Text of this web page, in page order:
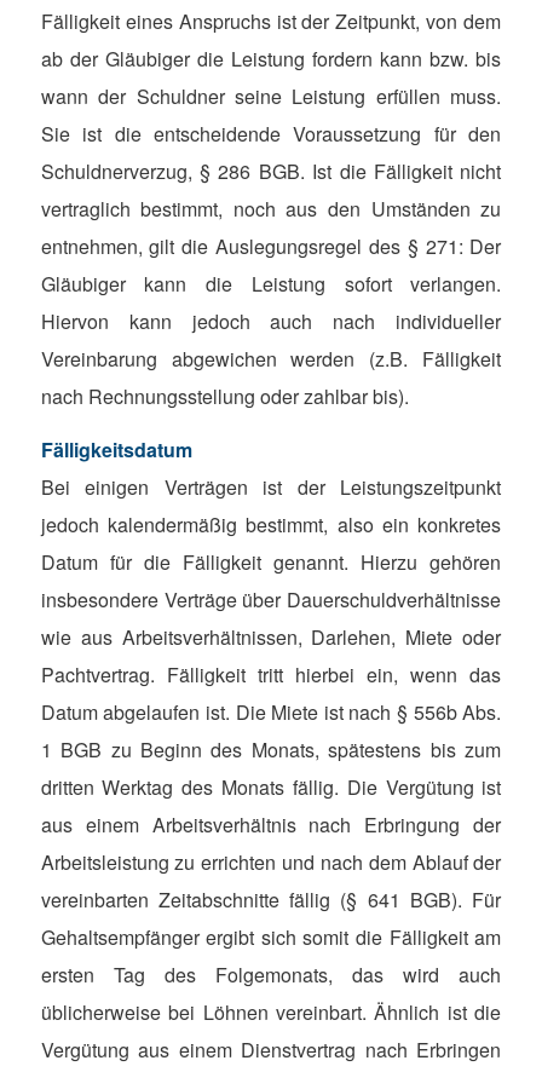
Fälligkeit eines Anspruchs ist der Zeitpunkt, von dem
ab der Gläubiger die Leistung fordern kann bzw. bis
wann der Schuldner seine Leistung erfüllen muss.
Sie ist die entscheidende Voraussetzung für den
Schuldnerverzug, § 286 BGB. Ist die Fälligkeit nicht
vertraglich bestimmt, noch aus den Umständen zu
entnehmen, gilt die Auslegungsregel des § 271: Der
Gläubiger kann die Leistung sofort verlangen.
Hiervon kann jedoch auch nach individueller
Vereinbarung abgewichen werden (z.B. Fälligkeit
nach Rechnungsstellung oder zahlbar bis).
Fälligkeitsdatum
Bei einigen Verträgen ist der Leistungszeitpunkt
jedoch kalendermäßig bestimmt, also ein konkretes
Datum für die Fälligkeit genannt. Hierzu gehören
insbesondere Verträge über Dauerschuldverhältnisse
wie aus Arbeitsverhältnissen, Darlehen, Miete oder
Pachtvertrag. Fälligkeit tritt hierbei ein, wenn das
Datum abgelaufen ist. Die Miete ist nach § 556b Abs.
1 BGB zu Beginn des Monats, spätestens bis zum
dritten Werktag des Monats fällig. Die Vergütung ist
aus einem Arbeitsverhältnis nach Erbringung der
Arbeitsleistung zu errichten und nach dem Ablauf der
vereinbarten Zeitabschnitte fällig (§ 641 BGB). Für
Gehaltsempfänger ergibt sich somit die Fälligkeit am
ersten Tag des Folgemonats, das wird auch
üblicherweise bei Löhnen vereinbart. Ähnlich ist die
Vergütung aus einem Dienstvertrag nach Erbringen